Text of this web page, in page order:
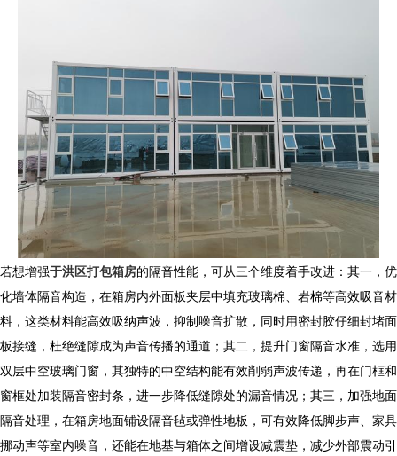
若想增强于洪区打包箱房的隔音性能，可从三个维度着手改进：其一，优
化墙体隔音构造，在箱房内外面板夹层中填充玻璃棉、岩棉等高效吸音材
料，这类材料能高效吸纳声波，抑制噪音扩散，同时用密封胶仔细封堵面
板接缝，杜绝缝隙成为声音传播的通道；其二，提升门窗隔音水准，选用
双层中空玻璃门窗，其独特的中空结构能有效削弱声波传递，再在门框和
窗框处加装隔音密封条，进一步降低缝隙处的漏音情况；其三，加强地面
隔音处理，在箱房地面铺设隔音毡或弹性地板，可有效降低脚步声、家具
挪动声等室内噪音，还能在地基与箱体之间增设减震垫，减少外部震动引